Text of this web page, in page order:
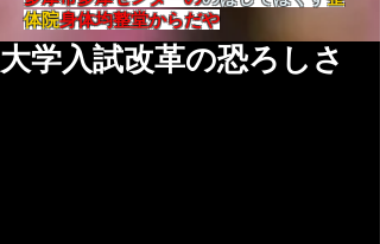
体院身体均整堂からだや
大学入試改革の恐ろしさ